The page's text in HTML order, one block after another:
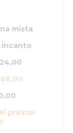
mista
incanto
prezzo